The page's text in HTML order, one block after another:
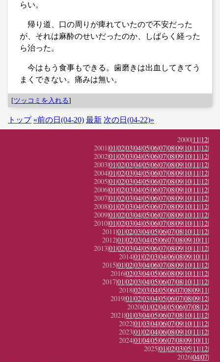
らい。
帰り道、口の周りが痺れていたので不安だった
が、それは麻酔のせいだったのか、しばらく経った
ら治った。
今はもう食事もできる。歯磨きは出血してきてう
まくできない。痛みは無い。
[ツッコミを入れる]
トップ «前の日(04-20) 最新 次の日(04-22)»
2000|11|12|
2001|01|02|03|04|05|06|07|08|09|10|11|12|
2002|01|02|03|04|05|06|07|08|09|10|11|12|
2003|01|02|03|04|05|06|07|08|09|10|11|12|
2004|01|02|03|04|05|06|07|08|09|10|11|12|
2005|01|02|03|04|05|06|07|08|09|10|11|12|
2006|01|02|03|04|05|06|07|08|09|10|11|12|
2007|01|02|03|04|05|06|07|08|09|10|11|12|
2008|01|02|03|04|05|06|07|08|09|10|11|12|
2009|01|02|03|04|05|06|07|08|09|10|11|12|
2010|01|02|03|04|05|06|07|08|09|10|11|12|
2011|01|02|03|04|05|06|07|08|10|11|12|
2012|01|02|03|04|05|06|07|08|09|10|11|
2013|01|02|03|04|05|06|07|08|09|10|11|12|
2014|01|02|03|04|06|08|09|10|11|
2015|01|02|03|04|06|07|08|09|10|11|12|
2016|02|03|04|05|06|08|09|10|11|12|
2017|01|02|03|04|05|06|07|08|10|11|12|
2018|02|03|04|05|06|07|08|09|11|
2019|01|02|03|04|05|06|07|08|09|12|
2020|01|02|04|05|06|07|08|12|
2021|01|03|04|05|06|07|08|10|11|12|
2022|01|03|04|06|07|09|10|11|12|
2023|01|02|04|06|08|09|10|11|12|
2024|01|04|05|06|07|08|09|10|11|
2025|01|02|03|05|11|12|
2026|04|07|